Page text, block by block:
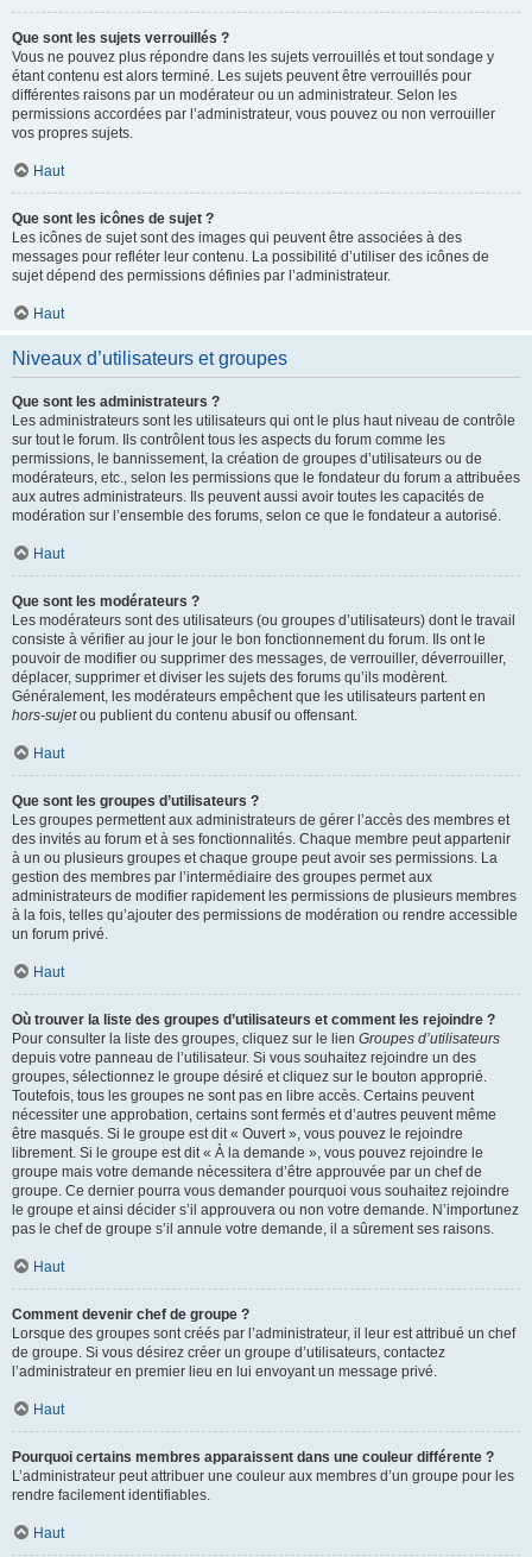
Que sont les sujets verrouillés ?
Vous ne pouvez plus répondre dans les sujets verrouillés et tout sondage y
étant contenu est alors terminé. Les sujets peuvent être verrouillés pour
différentes raisons par un modérateur ou un administrateur. Selon les
permissions accordées par l’administrateur, vous pouvez ou non verrouiller
vos propres sujets.
Haut
Que sont les icônes de sujet ?
Les icônes de sujet sont des images qui peuvent être associées à des
messages pour refléter leur contenu. La possibilité d’utiliser des icônes de
sujet dépend des permissions définies par l’administrateur.
Haut
Niveaux d’utilisateurs et groupes
Que sont les administrateurs ?
Les administrateurs sont les utilisateurs qui ont le plus haut niveau de contrôle
sur tout le forum. Ils contrôlent tous les aspects du forum comme les
permissions, le bannissement, la création de groupes d’utilisateurs ou de
modérateurs, etc., selon les permissions que le fondateur du forum a attribuées
aux autres administrateurs. Ils peuvent aussi avoir toutes les capacités de
modération sur l’ensemble des forums, selon ce que le fondateur a autorisé.
Haut
Que sont les modérateurs ?
Les modérateurs sont des utilisateurs (ou groupes d’utilisateurs) dont le travail
consiste à vérifier au jour le jour le bon fonctionnement du forum. Ils ont le
pouvoir de modifier ou supprimer des messages, de verrouiller, déverrouiller,
déplacer, supprimer et diviser les sujets des forums qu’ils modèrent.
Généralement, les modérateurs empêchent que les utilisateurs partent en
hors-sujetou publient du contenu abusif ou offensant.
Haut
Que sont les groupes d’utilisateurs ?
Les groupes permettent aux administrateurs de gérer l’accès des membres et
des invités au forum et à ses fonctionnalités. Chaque membre peut appartenir
à un ou plusieurs groupes et chaque groupe peut avoir ses permissions. La
gestion des membres par l’intermédiaire des groupes permet aux
administrateurs de modifier rapidement les permissions de plusieurs membres
à la fois, telles qu’ajouter des permissions de modération ou rendre accessible
un forum privé.
Haut
Où trouver la liste des groupes d’utilisateurs et comment les rejoindre ?
Pour consulter la liste des groupes, cliquez sur le lien Groupes d’utilisateurs
depuis votre panneau de l’utilisateur. Si vous souhaitez rejoindre un des
groupes, sélectionnez le groupe désiré et cliquez sur le bouton approprié.
Toutefois, tous les groupes ne sont pas en libre accès. Certains peuvent
nécessiter une approbation, certains sont fermés et d’autres peuvent même
être masqués. Si le groupe est dit « Ouvert », vous pouvez le rejoindre
librement. Si le groupe est dit « À la demande », vous pouvez rejoindre le
groupe mais votre demande nécessitera d’être approuvée par un chef de
groupe. Ce dernier pourra vous demander pourquoi vous souhaitez rejoindre
le groupe et ainsi décider s’il approuvera ou non votre demande. N’importunez
pas le chef de groupe s’il annule votre demande, il a sûrement ses raisons.
Haut
Comment devenir chef de groupe ?
Lorsque des groupes sont créés par l’administrateur, il leur est attribué un chef
de groupe. Si vous désirez créer un groupe d’utilisateurs, contactez
l’administrateur en premier lieu en lui envoyant un message privé.
Haut
Pourquoi certains membres apparaissent dans une couleur différente ?
L’administrateur peut attribuer une couleur aux membres d’un groupe pour les
rendre facilement identifiables.
Haut